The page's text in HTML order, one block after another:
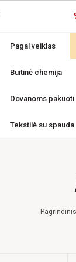
Pagal veiklas
Buitinė chemija
Dovanoms pakuoti
Tekstilė su spauda
Pagrindinis